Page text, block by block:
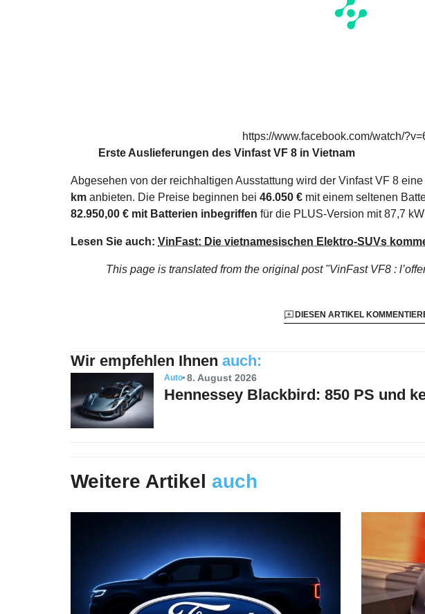
https://www.facebook.com/watch/
Erste Auslieferungen des Vinfast VF 8 in Vietnam
Abgesehen von der reichhaltigen Ausstattung wird der Vinfast VF 8 eine
km anbieten. Die Preise beginnen bei 46.050 € mit einem seltenen
82.950,00 € mit Batterien inbegriffen für die PLUS-Version mit 87,7
Lesen Sie auch: VinFast: Die vietnamesischen Elektro-SUVs
This page is translated from the original post "VinFast VF8 :
DIESEN ARTIKEL
Wir empfehlen Ihnen auch:
Auto 8. August 2026
Hennessey Blackbird: 850 PS und
Weitere Artikel auch